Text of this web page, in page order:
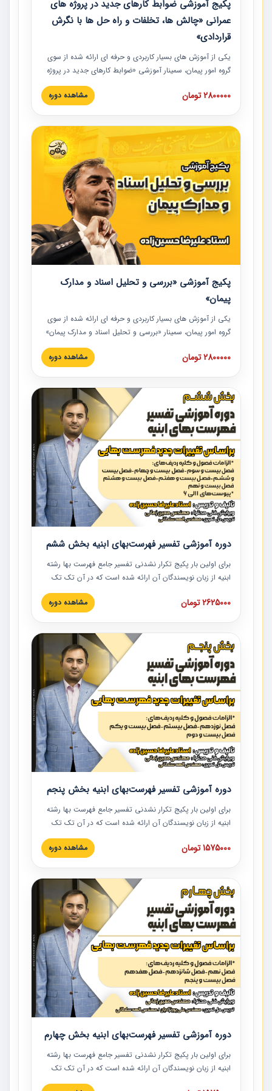
پکیج آموزشی ضوابط کارهای جدید در پروژه های
عمرانی «چالش ها، تخلفات و راه حل ها با نگرش
قراردادی»
یکی از آموزش‏‏‏‏‏‏ های بسیار کاربردی و حرفه‏ ای ارائه شده از سوی
گروه امور پیمان، سمینار آموزشی «ضوابط کارهای جدید در پروژه
های عمرانی» چالش ها، تخلفات و راه حل ها با نگرش قراردادی
است که در محل سندیکای شرکت های ساختمانی کشور ارائه شد.
مدارک پیمان به همراه تجربیات عملی ارائه شده است.
2800000 تومان مشاهده دوره
پکیج آموزشی «بررسی و تحلیل اسناد و مدارک
پیمان»
یکی از آموزش‏‏‏‏‏‏ های بسیار کاربردی و حرفه‏ ای ارائه شده از سوی
گروه امور پیمان، سمینار «بررسی و تحلیل اسناد و مدارک پیمان»
است که در دانشگاه صنعتی شریف ارائه شد. در این آموزش
نکات کلیدی مربوط به اسناد و مدارک پیمان، اولویت بندی اسناد
پیمان به همراه تجربیات عملی در این خصوص ارائه شده است.
2800000 تومان مشاهده دوره
دوره آموزشی تفسیر فهرست‌بهای ابنیه بخش ششم
برای اولین بار پکیج تکرار نشدنی تفسیر جامع فهرست بها رشته
ابنیه از زبان نویسندگان آن ارائه شده است که در آن تک تک
ردیف ها و مطالب فهرست بها تفسیر و ارائه شده است. این
دوره به صورت کامل تصویری بوده و به همراه تصاویر عملیات
دوره با کلام مهندس علیرضاحسین‌زاده مدیر پروژه مهندسی
مشاور در امر بازنگری فهرست بها رشته ابنیه ارائه شده و به تمام
همکارانی که در حوزه صنعت ساخت در حال فعالیت هستند حتما
توصیه می کنیم از مطالب این دوره استفاده نمایند.
2625000 تومان مشاهده دوره
دوره آموزشی تفسیر فهرست‌بهای ابنیه بخش پنجم
برای اولین بار پکیج تکرار نشدنی تفسیر جامع فهرست بها رشته
ابنیه از زبان نویسندگان آن ارائه شده است که در آن تک تک
ردیف ها و مطالب فهرست بها تفسیر و ارائه شده است. این
دوره به صورت کامل تصویری بوده و به همراه تصاویر عملیات
دوره با کلام مهندس علیرضاحسین‌زاده مدیر پروژه مهندسی
مشاور در امر بازنگری فهرست بها رشته ابنیه ارائه شده و به تمام
همکارانی که در حوزه صنعت ساخت در حال فعالیت هستند حتما
توصیه می کنیم از مطالب این دوره استفاده نمایند.
1575000 تومان مشاهده دوره
دوره آموزشی تفسیر فهرست‌بهای ابنیه بخش چهارم
برای اولین بار پکیج تکرار نشدنی تفسیر جامع فهرست بها رشته
ابنیه از زبان نویسندگان آن ارائه شده است که در آن تک تک
ردیف ها و مطالب فهرست بها تفسیر و ارائه شده است. این